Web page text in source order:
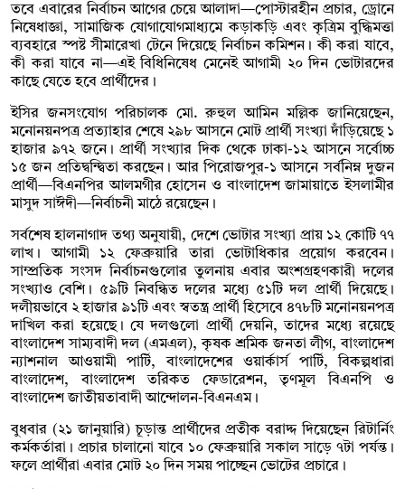
তবে এবারের নির্বাচন আগের চেয়ে আলাদা—পোস্টারহীন প্রচার, ড্রোনে
নিষেধাজ্ঞা, সামাজিক যোগাযোগমাধ্যমে কড়াকড়ি এবং কৃত্রিম বুদ্ধিমত্তা
ব্যবহারে স্পষ্ট সীমারেখা টেনে দিয়েছে নির্বাচন কমিশন। কী করা যাবে,
কী করা যাবে না—এই বিধিনিষেধ মেনেই আগামী ২০ দিন ভোটারদের
কাছে যেতে হবে প্রার্থীদের।
ইসির জনসংযোগ পরিচালক মো. রুহুল আমিন মল্লিক জানিয়েছেন,
মনোনয়নপত্র প্রত্যাহার শেষে ২৯৮ আসনে মোট প্রার্থী সংখ্যা দাঁড়িয়েছে ১
হাজার ৯৭২ জনে। প্রার্থী সংখ্যার দিক থেকে ঢাকা-১২ আসনে সর্বোচ্চ
১৫ জন প্রতিদ্বন্দ্বিতা করছেন। আর পিরোজপুর-১ আসনে সর্বনিম্ন দুজন
প্রার্থী—বিএনপির আলমগীর হোসেন ও বাংলাদেশ জামায়াতে ইসলামীর
মাসুদ সাঈদী—নির্বাচনী মাঠে রয়েছেন।
সর্বশেষ হালনাগাদ তথ্য অনুযায়ী, দেশে ভোটার সংখ্যা প্রায় ১২ কোটি ৭৭
লাখ। আগামী ১২ ফেব্রুয়ারি তারা ভোটাধিকার প্রয়োগ করবেন।
সাম্প্রতিক সংসদ নির্বাচনগুলোর তুলনায় এবার অংশগ্রহণকারী দলের
সংখ্যাও বেশি। ৫৯টি নিবন্ধিত দলের মধ্যে ৫১টি দল প্রার্থী দিয়েছে।
দলীয়ভাবে ২ হাজার ৯১টি এবং স্বতন্ত্র প্রার্থী হিসেবে ৪৭৮টি মনোনয়নপত্র
দাখিল করা হয়েছে। যে দলগুলো প্রার্থী দেয়নি, তাদের মধ্যে রয়েছে
বাংলাদেশ সাম্যবাদী দল (এমএল), কৃষক শ্রমিক জনতা লীগ, বাংলাদেশ
ন্যাশনাল আওয়ামী পার্টি, বাংলাদেশের ওয়ার্কার্স পার্টি, বিকল্পধারা
বাংলাদেশ, বাংলাদেশ তরিকত ফেডারেশন, তৃণমূল বিএনপি ও
বাংলাদেশ জাতীয়তাবাদী আন্দোলন-বিএনএম।
বুধবার (২১ জানুয়ারি) চূড়ান্ত প্রার্থীদের প্রতীক বরাদ্দ দিয়েছেন রিটার্নিং
কর্মকর্তারা। প্রচার চালানো যাবে ১০ ফেব্রুয়ারি সকাল সাড়ে ৭টা পর্যন্ত।
ফলে প্রার্থীরা এবার মোট ২০ দিন সময় পাচ্ছেন ভোটের প্রচারে।